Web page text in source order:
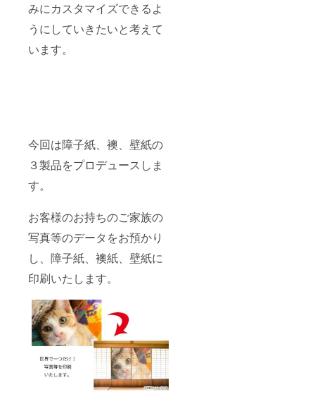
みにカスタマイズできるよ
うにしていきたいと考えて
います。
今回は障子紙、襖、壁紙の
３製品をプロデュースしま
す。
お客様のお持ちのご家族の
写真等のデータをお預かり
し、障子紙、襖紙、壁紙に
印刷いたします。